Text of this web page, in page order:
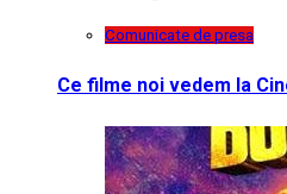
Comunicate de presa
Ce filme noi vedem la